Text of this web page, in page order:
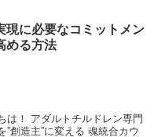
現に必要なコミットメン
める方法
は！ アダルトチルドレン専門
創造主”に変える 魂統合カウ